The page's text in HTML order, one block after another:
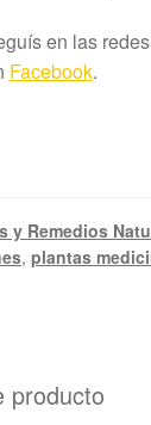
en las
Facebook.
y Remedios
, plantas
producto